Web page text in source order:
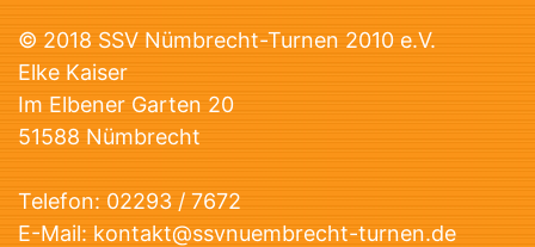
© 2018 SSV Nümbrecht-Turnen 2010 e.V.
Elke Kaiser
Im Elbener Garten 20
51588 Nümbrecht
Telefon: 02293 / 7672
E-Mail: kontakt@ssvnuembrecht-turnen.de